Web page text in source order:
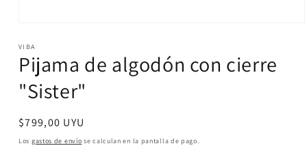
multimedia
1
en
ventana
modal
VIBA
Pijama de algodón con cierre
"Sister"
Precio
habitual
$799,00 UYU
Los gastos de envío se calculan en la pantalla de pago.